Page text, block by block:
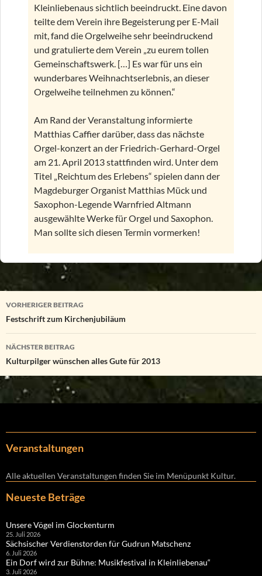
Kleinliebenaus sichtlich beeindruckt. Eine davon
teilte dem Verein ihre Begeisterung per E-Mail
mit, fand die Orgelweihe sehr beeindruckend
und gratulierte dem Verein „zu eurem tollen
Gemeinschaftswerk. […] Es war für uns ein
wunderbares Weihnachtserlebnis, an dieser
Orgelweihe teilnehmen zu können.“
Am Rand der Veranstaltung informierte
Matthias Caffier darüber, dass das nächste
Orgel-konzert an der Friedrich-Gerhard-Orgel
am 21. April 2013 stattfinden wird. Unter dem
Titel „Reichtum des Erlebens“ spielen dann der
Magdeburger Organist Matthias Mück und
Saxophon-Legende Warnfried Altmann
ausgewählte Werke für Orgel und Saxophon.
Man sollte sich diesen Termin vormerken!
Beitragsnavigation
VORHERIGER BEITRAG
Festschrift zum Kirchenjubiläum
NÄCHSTER BEITRAG
Kulturpilger wünschen alles Gute für 2013
Veranstaltungen
Alle aktuellen Veranstaltungen finden Sie im Menüpunkt Kultur.
Neueste Beträge
Unsere Vögel im Glockenturm
25. Juli 2026
Sächsischer Verdienstorden für Gudrun Matschenz
6. Juli 2026
Ein Dorf wird zur Bühne: Musikfestival in Kleinliebenau“
3. Juli 2026